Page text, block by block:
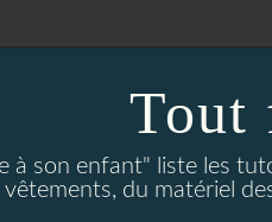
Tout
à son enfant" liste les
vêtements, du matériel